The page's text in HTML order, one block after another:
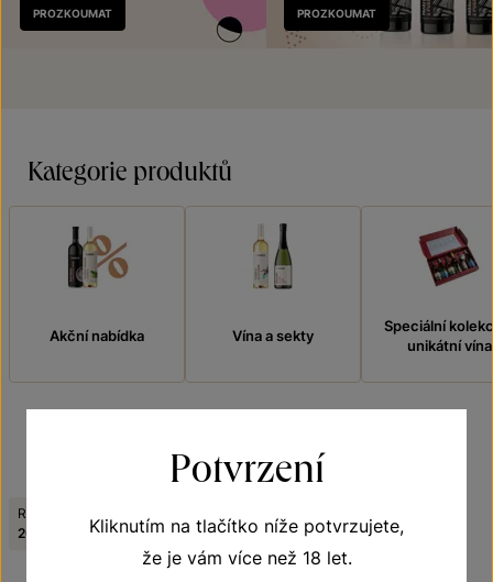
Nově
v prodeji
PROZKOUMAT PROZKOUMAT
Kategorie produktů
Akční nabídka Vína a sekty
Speciální
unikátní vína
Ročník:
2006
Sekty
Zrušit filtry
Potvrzení
Kliknutím na tlačítko níže potvrzujete,
že je vám více než 18 let.